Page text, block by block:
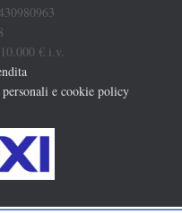
€ i.v.
e cookie policy